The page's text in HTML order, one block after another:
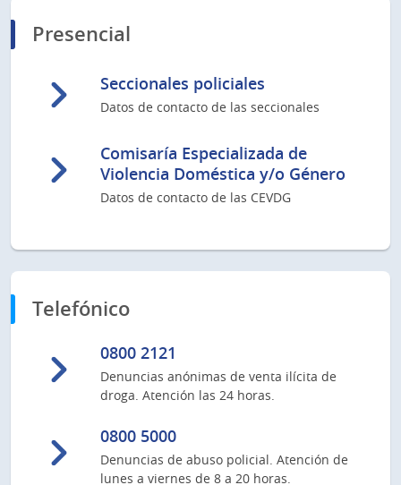
Presencial
Seccionales policiales
Datos de contacto de las seccionales
Comisaría Especializada de
Violencia Doméstica y/o Género
Datos de contacto de las CEVDG
Telefónico
0800 2121
Denuncias anónimas de venta ilícita de
droga. Atención las 24 horas.
0800 5000
Denuncias de abuso policial. Atención de
lunes a viernes de 8 a 20 horas.